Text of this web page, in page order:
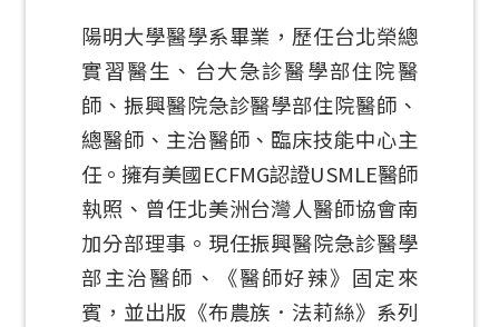
陽明大學醫學系畢業，歷任台北榮總
實習醫生、台大急診醫學部住院醫
師、振興醫院急診醫學部住院醫師、
總醫師、主治醫師、臨床技能中心主
任。擁有美國ECFMG認證USMLE醫師
執照、曾任北美洲台灣人醫師協會南
加分部理事。現任振興醫院急診醫學
部主治醫師、《醫師好辣》固定來
賓，並出版《布農族．法莉絲》系列